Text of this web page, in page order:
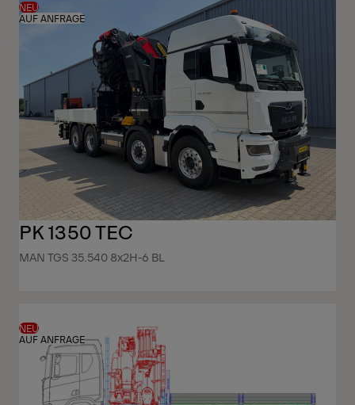
NEU
AUF ANFRAGE
PK 1350 TEC
MAN TGS 35.540 8x2H-6 BL
NEU
AUF ANFRAGE